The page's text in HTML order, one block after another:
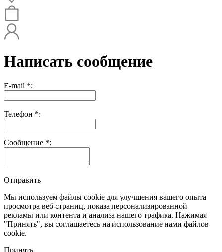
Написать сообщение
E-mail *:
Телефон *:
Сообщение *:
Отправить
Мы используем файлы cookie для улучшения вашего опыта
просмотра веб-страниц, показа персонализированной
рекламы или контента и анализа нашего трафика. Нажимая
"Принять", вы соглашаетесь на использование нами файлов
cookie.
Принять